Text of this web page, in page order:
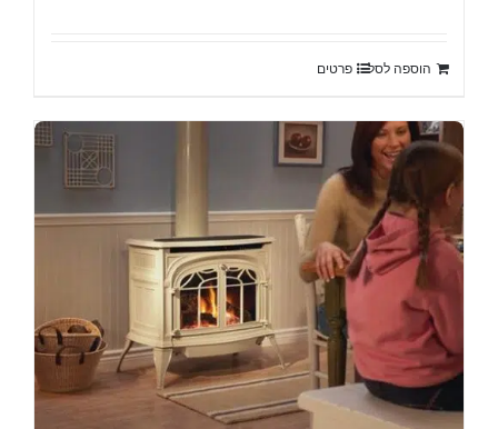
הוספה לסל פרטים